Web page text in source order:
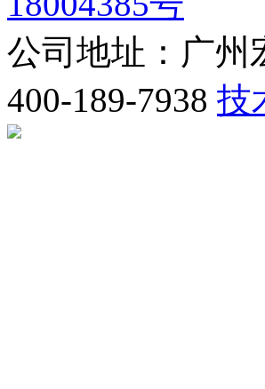
公司地址：广州
400-189-7938 技